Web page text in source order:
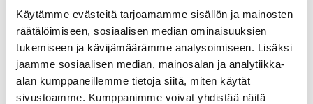
Käytämme evästeitä tarjoamamme sisällön ja mainosten
räätälöimiseen, sosiaalisen median ominaisuuksien
tukemiseen ja kävijämäärämme analysoimiseen. Lisäksi
jaamme sosiaalisen median, mainosalan ja analytiikka-
alan kumppaneillemme tietoja siitä, miten käytät
sivustoamme. Kumppanimme voivat yhdistää näitä
KASSIOPEIA
HOTELS & RESTAURANTS
Kutojantie 6-8
02630 Espoo